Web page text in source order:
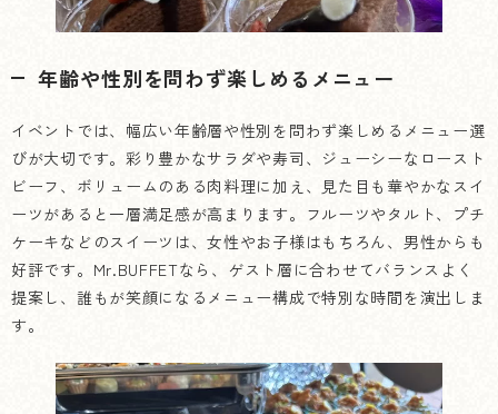
年齢や性別を問わず楽しめるメニュー
イベントでは、幅広い年齢層や性別を問わず楽しめるメニュー選
びが大切です。彩り豊かなサラダや寿司、ジューシーなロースト
ビーフ、ボリュームのある肉料理に加え、見た目も華やかなスイ
ーツがあると一層満足感が高まります。フルーツやタルト、プチ
ケーキなどのスイーツは、女性やお子様はもちろん、男性からも
好評です。Mr.BUFFETなら、ゲスト層に合わせてバランスよく
提案し、誰もが笑顔になるメニュー構成で特別な時間を演出しま
す。